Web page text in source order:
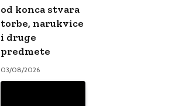
od konca stvara
torbe, narukvice
i druge
predmete
03/08/2026